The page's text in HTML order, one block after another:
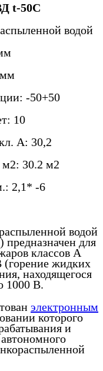
t-50С
водой
-50+50
10
А: 30,2
30.2 м2
2,1* -6
водой
для
классов А
(горение жидких
находящегося
1000 В.
электронным
которого
и
автономного